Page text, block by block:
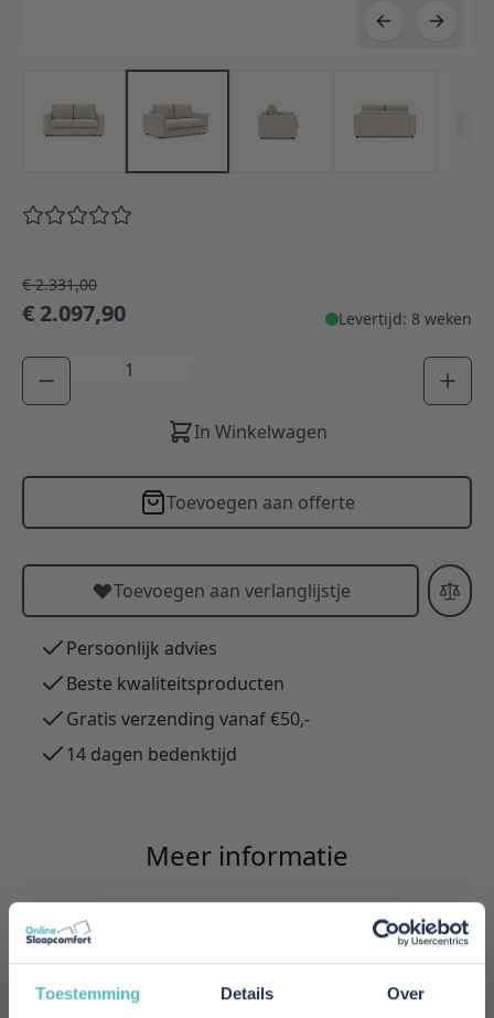
Toestemming Details Over
€ 2.331,00
€ 2.097,90 Levertijd: 8 weken
Aantal
In Winkelwagen
Toevoegen aan offerte
Toevoegen aan verlanglijstje
Persoonlijk advies
Beste kwaliteitsproducten
Gratis verzending vanaf €50,-
14 dagen bedenktijd
Meer informatie
Merk